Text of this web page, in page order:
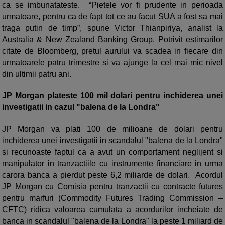
ca se imbunatateste. “Pietele vor fi prudente in perioada
urmatoare, pentru ca de fapt tot ce au facut SUA a fost sa mai
traga putin de timp”, spune Victor Thianpiriya, analist la
Australia & New Zealand Banking Group. Potrivit estimarilor
citate de Bloomberg, pretul aurului va scadea in fiecare din
urmatoarele patru trimestre si va ajunge la cel mai mic nivel
din ultimii patru ani.
JP Morgan plateste 100 mil dolari pentru inchiderea unei
investigatii in cazul "balena de la Londra"
JP Morgan va plati 100 de milioane de dolari pentru
inchiderea unei investigatii in scandalul "balena de la Londra"
si recunoaste faptul ca a avut un comportament neglijent si
manipulator in tranzactiile cu instrumente financiare in urma
carora banca a pierdut peste 6,2 miliarde de dolari. Acordul
JP Morgan cu Comisia pentru tranzactii cu contracte futures
pentru marfuri (Commodity Futures Trading Commission –
CFTC) ridica valoarea cumulata a acordurilor incheiate de
banca in scandalul "balena de la Londra" la peste 1 miliard de